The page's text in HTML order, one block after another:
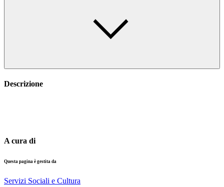
Descrizione
A cura di
Questa pagina è gestita da
Servizi Sociali e Cultura